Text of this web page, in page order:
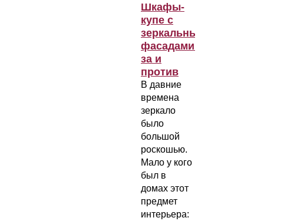
Шкафы-
купе с
зеркальными
фасадами:
за и
против
В давние
времена
зеркало
было
большой
роскошью.
Мало у кого
был в
домах этот
предмет
интерьера: